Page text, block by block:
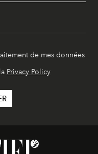
de mes données
Privacy Policy